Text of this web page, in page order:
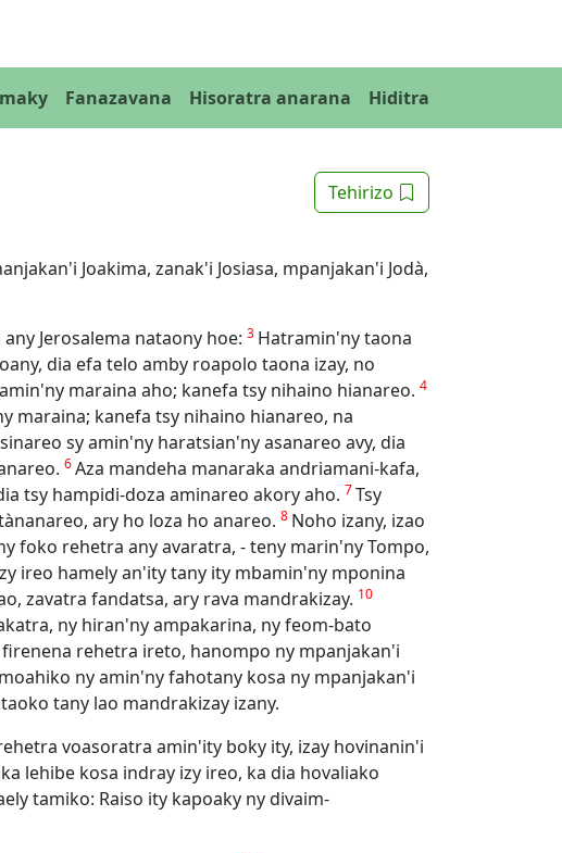
Fanazavana Hisoratra anarana Hiditra
Tehirizo
Joakima, zanak'i Josiasa, mpanjakan'i Jodà,
Jerosalema nataony hoe: 3 Hatramin'ny taona
dia efa telo amby roapolo taona izay, no
maraina aho; kanefa tsy nihaino hianareo. 4
maraina; kanefa tsy nihaino hianareo, na
sy amin'ny haratsian'ny asanareo avy, dia
6Aza mandeha manaraka andriamani-kafa,
tsy hampidi-doza aminareo akory aho. 7Tsy
ary ho loza ho anareo. 8 Noho izany, izao
foko rehetra any avaratra, - teny marin'ny Tompo,
ireo hamely an'ity tany ity mbamin'ny mponina
zavatra fandatsa, ary rava mandrakizay. 10
ny hiran'ny ampakarina, ny feom-bato
rehetra ireto, hanompo ny mpanjakan'i
ny amin'ny fahotany kosa ny mpanjakan'i
tany lao mandrakizay izany.
voasoratra amin'ity boky ity, izay hovinanin'i
lehibe kosa indray izy ireo, ka dia hovaliako
tamiko: Raiso ity kapoaky ny divaim-